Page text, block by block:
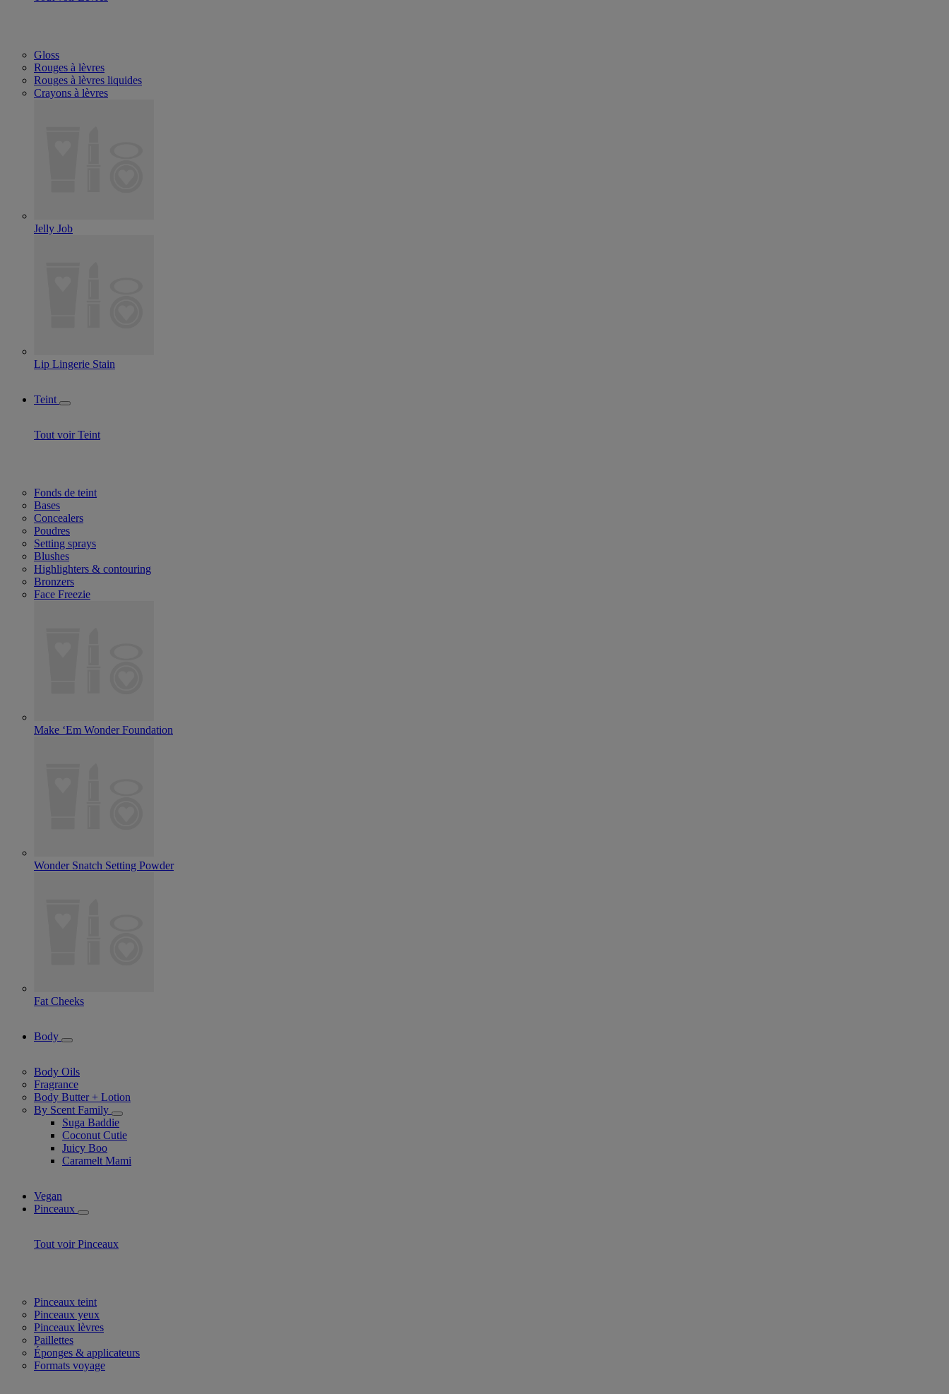
Gloss
Rouges à lèvres
Rouges à lèvres liquides
Crayons à lèvres
Jelly Job
Lip Lingerie Stain
Teint
Tout voir Teint
Fonds de teint
Bases
Concealers
Poudres
Setting sprays
Blushes
Highlighters & contouring
Bronzers
Face Freezie
Make ‘Em Wonder Foundation
Wonder Snatch Setting Powder
Fat Cheeks
Body
Body Oils
Fragrance
Body Butter + Lotion
By Scent Family
Suga Baddie
Coconut Cutie
Juicy Boo
Caramelt Mami
Vegan
Pinceaux
Tout voir Pinceaux
Pinceaux teint
Pinceaux yeux
Pinceaux lèvres
Paillettes
Éponges & applicateurs
Formats voyage